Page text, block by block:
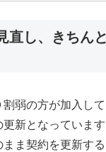
直し、きちん
割弱の方が加入し
新となっていま
ま契約を更新す